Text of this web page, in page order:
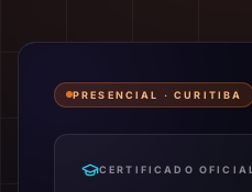
PRESENCIAL ·CURITIBA
CERTIFICADO OFICIAL